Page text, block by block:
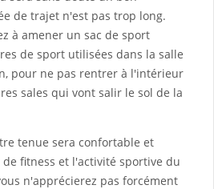
de trajet n'est pas trop long.
à amener un sac de sport
de sport utilisées dans la salle
pour ne pas rentrer à l'intérieur
sales qui vont salir le sol de la
tenue sera confortable et
fitness et l'activité sportive du
n'apprécierez pas forcément